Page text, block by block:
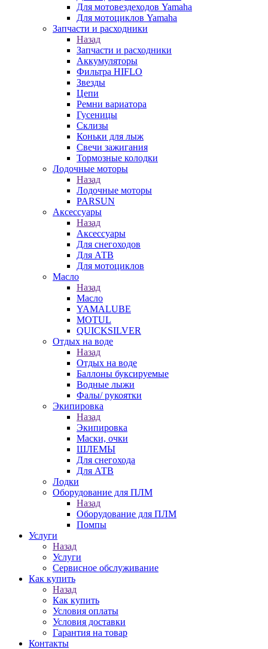
Для мотовездеходов Yamaha
Для мотоциклов Yamaha
Запчасти и расходники
Назад
Запчасти и расходники
Аккумуляторы
Фильтра HIFLO
Звезды
Цепи
Ремни вариатора
Гусеницы
Склизы
Коньки для лыж
Свечи зажигания
Тормозные колодки
Лодочные моторы
Назад
Лодочные моторы
PARSUN
Аксессуары
Назад
Аксессуары
Для снегоходов
Для АТВ
Для мотоциклов
Масло
Назад
Масло
YAMALUBE
MOTUL
QUICKSILVER
Отдых на воде
Назад
Отдых на воде
Баллоны буксируемые
Водные лыжи
Фалы/ рукоятки
Экипировка
Назад
Экипировка
Маски, очки
ШЛЕМЫ
Для снегохода
Для АТВ
Лодки
Оборудование для ПЛМ
Назад
Оборудование для ПЛМ
Помпы
Услуги
Назад
Услуги
Сервисное обслуживание
Как купить
Назад
Как купить
Условия оплаты
Условия доставки
Гарантия на товар
Контакты